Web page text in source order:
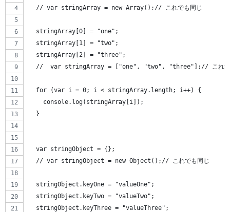
  // var stringArray = new Array();// これでも同じ
  stringArray[0] = "one";
  stringArray[1] = "two";
  stringArray[2] = "three";
//  var stringArray = ["one", "two", "three"];// これで
  for (var i = 0; i < stringArray.length; i++) {
    console.log(stringArray[i]);
  }
  var stringObject = {};
  // var stringObject = new Object();// これでも同じ
  stringObject.keyOne = "valueOne";
  stringObject.keyTwo = "valueTwo";
  stringObject.keyThree = "valueThree";